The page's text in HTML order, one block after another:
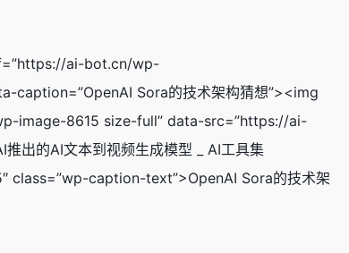
ai-bot.cn/wp-
Sora的技术架构猜想”><img
image-8615 size-full” data-src=”https://ai-
的AI文本到视频生成模型 _ AI工具集
class=”wp-caption-text”>OpenAI Sora的技术架